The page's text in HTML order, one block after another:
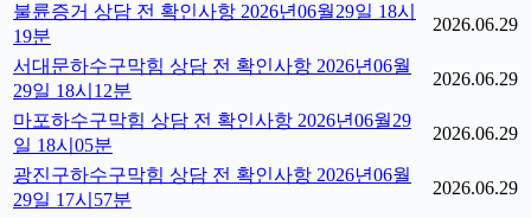
불륜증거 상담 전 확인사항 2026년06월29일 18시
19분
2026.06.29
서대문하수구막힘 상담 전 확인사항 2026년06월
29일 18시12분
2026.06.29
마포하수구막힘 상담 전 확인사항 2026년06월29
일 18시05분
2026.06.29
광진구하수구막힘 상담 전 확인사항 2026년06월
29일 17시57분
2026.06.29